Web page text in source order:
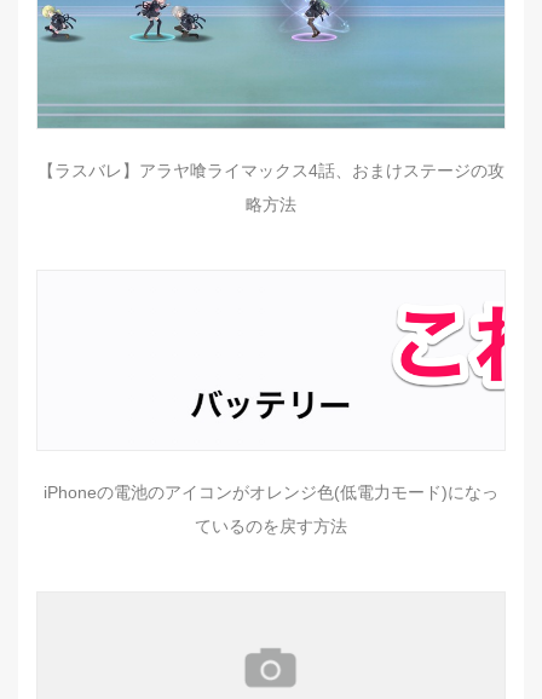
【ラスバレ】アラヤ喰ライマックス4話、おまけステージの攻
略方法
iPhoneの電池のアイコンがオレンジ色(低電力モード)になっ
ているのを戻す方法